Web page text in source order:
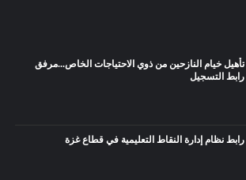
تأهيل خيام النازحين من ذوي الاحتياجات الخاص...مرفق
رابط التسجيل
رابط نظام إدارة النقاط التعليمية في قطاع غزة